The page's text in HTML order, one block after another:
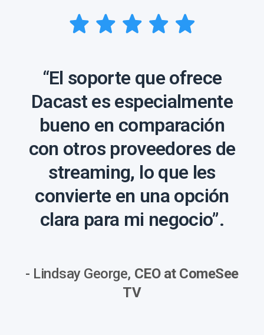
“El soporte que ofrece
Dacast es especialmente
bueno en comparación
con otros proveedores de
streaming, lo que les
convierte en una opción
clara para mi negocio”.
- Lindsay George, CEO at ComeSee
TV